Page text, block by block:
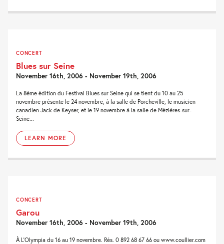
CONCERT
Blues sur Seine
November 16th, 2006 - November 19th, 2006
La 8ème édition du Festival Blues sur Seine qui se tient du 10 au 25
novembre présente le 24 novembre, à la salle de Porcheville, le musicien
canadien Jack de Keyser, et le 19 novembre à la salle de Mézières-sur-
Seine...
LEARN MORE
CONCERT
Garou
November 16th, 2006 - November 19th, 2006
À L'Olympia du 16 au 19 novembre. Rés. 0 892 68 67 66 ou www.coullier.com